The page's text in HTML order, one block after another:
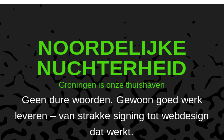
NOORDELIJKE
NUCHTERHEID
Groningen is onze thuishaven
Geen dure woorden. Gewoon goed werk
leveren – van strakke signing tot webdesign
dat werkt.